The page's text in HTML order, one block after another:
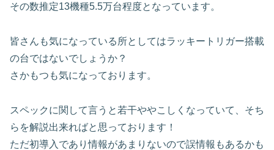
その数推定13機種5.5万台程度となっています。
皆さんも気になっている所としてはラッキートリガー搭載
の台ではないでしょうか？
さかもつも気になっております。
スペックに関して言うと若干ややこしくなっていて、そち
らを解説出来ればと思っております！
ただ初導入であり情報があまりないので誤情報もあるかも